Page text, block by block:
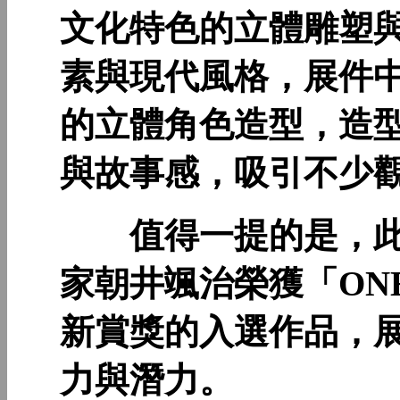
文化特色的立體雕塑
素與現代風格，展件
的立體角色造型，造
與故事感，吸引不少
值得一提的是，此
家朝井颯治榮獲「
新賞獎的入選作品，
力與潛力。